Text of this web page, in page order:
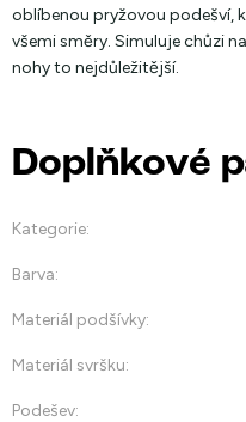
oblíbenou pryžovou podešví,
všemi směry. Simuluje chůzi
nohy to nejdůležitější.
Doplňkové
Kategorie:
Barva:
Materiál podšívky:
Materiál svršku:
Podešev: